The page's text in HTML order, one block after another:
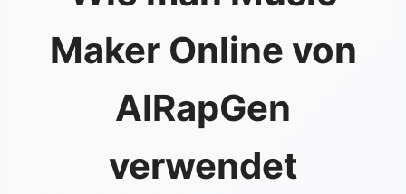
Maker Online von
AIRapGen
verwendet